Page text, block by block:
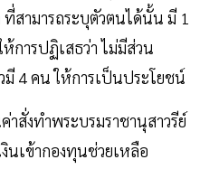
สามารถระบุตัวตนได้นั้น มี 1
ห้การปฏิเสธว่า ไม่มีส่วน
มี 4 คน ให้การเป็นประโยชน์
าสั่งทำพระบรมราชานุสาวรีย์
นเข้ากองทุนช่วยเหลือ